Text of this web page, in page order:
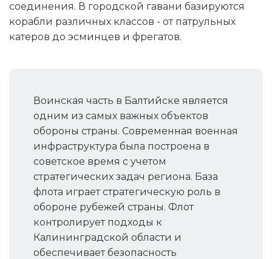
соединения. В городской гавани базируются
корабли различных классов - от патрульных
катеров до эсминцев и фрегатов.
Воинская часть в Балтийске является
одним из самых важных объектов
обороны страны. Современная военная
инфраструктура была построена в
советское время с учетом
стратегических задач региона. База
флота играет стратегическую роль в
обороне рубежей страны. Флот
контролирует подходы к
Калининградской области и
обеспечивает безопасность